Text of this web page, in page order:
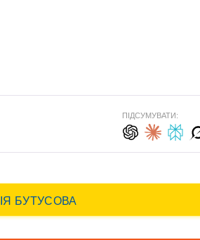
ПІДСУМУВАТИ: